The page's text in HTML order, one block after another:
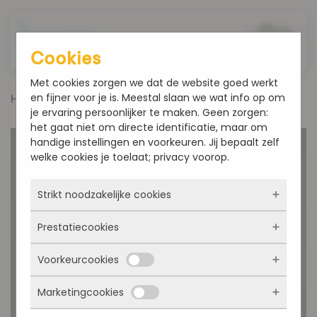
Home Sinterklaas Luxe Chocoladeletter wit
Cookies
Met cookies zorgen we dat de website goed werkt
en fijner voor je is. Meestal slaan we wat info op om
je ervaring persoonlijker te maken. Geen zorgen:
het gaat niet om directe identificatie, maar om
handige instellingen en voorkeuren. Jij bepaalt zelf
welke cookies je toelaat; privacy voorop.
Strikt noodzakelijke cookies
Deze cookies zorgen ervoor dat de website
überhaupt werkt. Ze zijn dus altijd actief en
kunnen niet worden uitgezet. Meestal worden
ze alleen geplaatst als jij iets doet, zoals
inloggen, een formulier invullen of je
privacyvoorkeuren opslaan. Je kunt je browser
Prestatiecookies
Met deze cookies zien we hoe vaak onze site
bezocht wordt, waar bezoekers vandaan
komen en welke pagina’s populair zijn. Zo
kunnen we de website blijven verbeteren.
Voorkeurcookies
Deze cookies onthouden jouw voorkeuren.
Bijvoorbeeld taalkeuze of ingevulde gegevens.
Marketingcookies